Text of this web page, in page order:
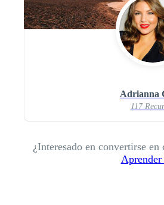
Adrianna
117
¿Interesado en convertirse
Aprender